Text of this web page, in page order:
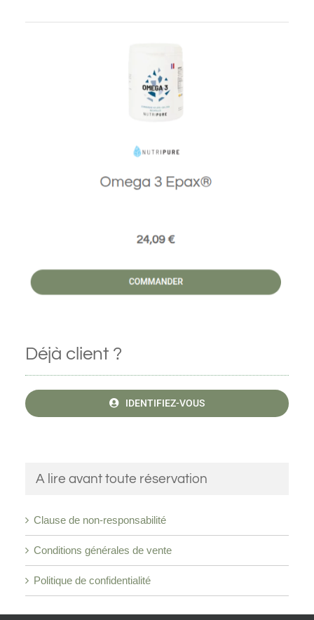
Déjà client ?
IDENTIFIEZ-VOUS
A lire avant toute réservation
Clause de non-responsabilité
Conditions générales de vente
Politique de confidentialité